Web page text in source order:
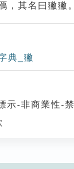
，其名曰獙獙
典_獙
示-非商業性-